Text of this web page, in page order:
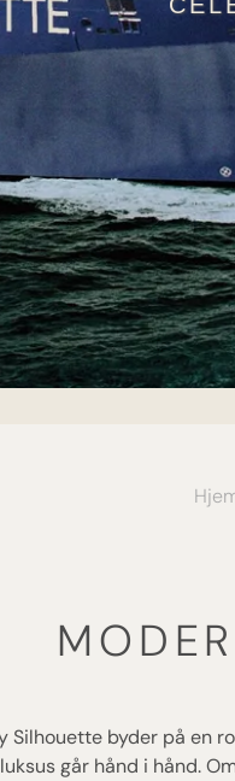
Silhouette byder på en
går hånd i hånd.